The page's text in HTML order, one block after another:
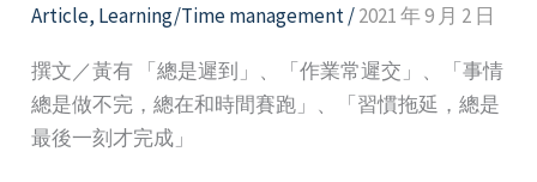
Article, Learning/Time management/2021 年 9 月 2 日
撰文／黃有 「總是遲到」、「作業常遲交」、「事情
總是做不完，總在和時間賽跑」、「習慣拖延，總是
最後一刻才完成」